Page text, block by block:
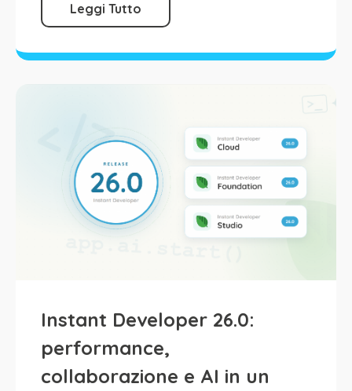
Leggi Tutto
Instant Developer 26.0:
performance,
collaborazione e AI in un